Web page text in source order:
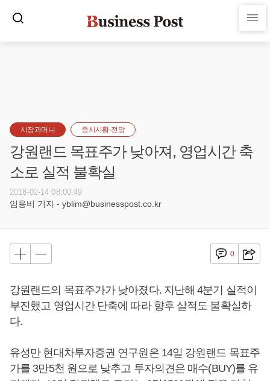
시장과머니 증시시황·전망
강원랜드 목표주가 낮아져, 영업시간 축
소로 실적 불확실
2018-02-14 08:00:49
임용비 기자 - yblim@businesspost.co.kr
0
강원랜드의 목표주가가 낮아졌다. 지난해 4분기 실적이
부진했고 영업시간 단축에 따라 향후 살적도 불확실하
다.
유성만 현대차투자증권 연구원은 14일 강원랜드 목표주
가를 3만5천 원으로 낮추고 투자의견은 매수(BUY)를 유